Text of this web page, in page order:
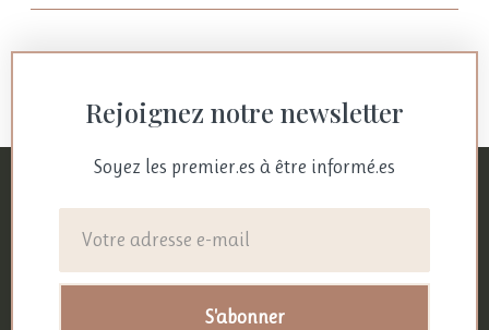
Rejoignez notre newsletter
Soyez les premier.es à être informé.es
S'abonner